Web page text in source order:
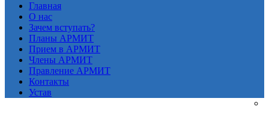
Главная
О нас
Зачем вступать?
Планы АРМИТ
Прием в АРМИТ
Члены АРМИТ
Правление АРМИТ
Контакты
Устав